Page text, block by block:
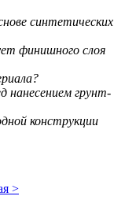
синтетических
финишного слоя
нанесением грунт-
конструкции
>